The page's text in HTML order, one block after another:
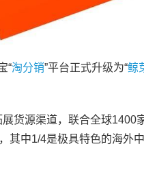
“淘分销”平台正式升级为“鲸
展货源渠道，联合全球
其中1/4是极具特色的海外